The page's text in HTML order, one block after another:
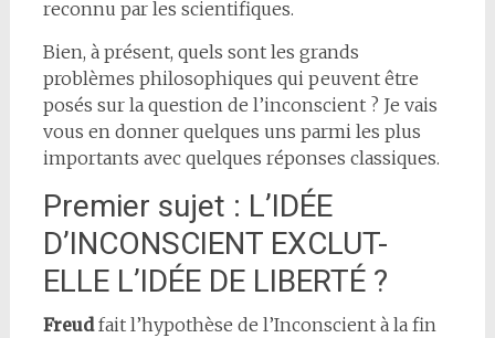
reconnu par les scientifiques.
Bien, à présent, quels sont les grands
problèmes philosophiques qui peuvent être
posés sur la question de l’inconscient ? Je vais
vous en donner quelques uns parmi les plus
importants avec quelques réponses classiques.
Premier sujet : L’IDÉE
D’INCONSCIENT EXCLUT-
ELLE L’IDÉE DE LIBERTÉ ?
Freudfait l’hypothèse de l’Inconscient à la fin